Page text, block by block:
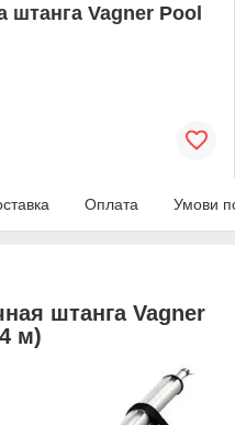
штанга Vagner Pool
Оплата Умови
штанга Vagner
м)